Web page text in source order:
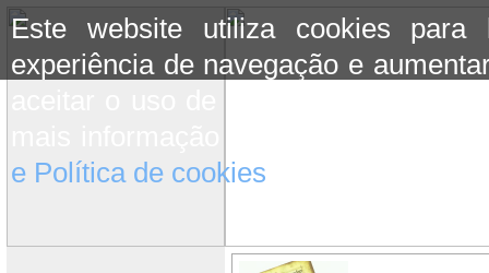
Este website utiliza cookies para
experiência de navegação e
e Política de cookies